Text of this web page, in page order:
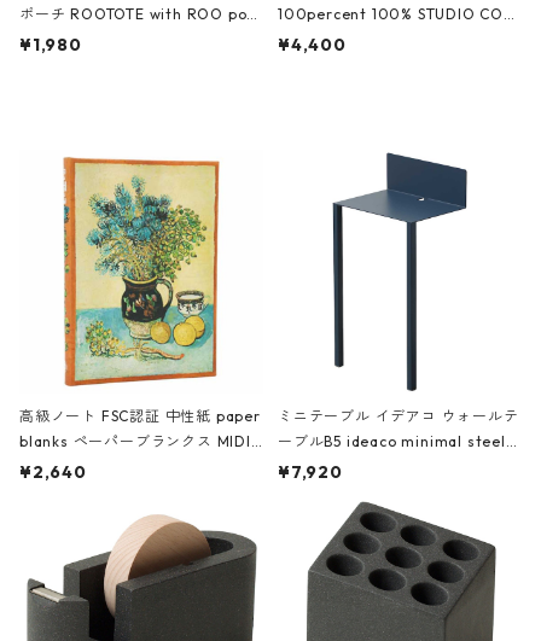
ポーチ ROOTOTE with ROO pou
ch 3532 ルートート WR.ポーチ.ラ
¥1,980
100percent 100% STUDIO COH
AKU Timeless 100パーセント ス
¥4,400
高級ノート FSC認証 中性紙 paper
blanks ペーパーブランクス MIDI
ハードカバー 罫線 ヴァン・ゴッホ
¥2,640
ミニテーブル イデアコ ウォールテ
ーブルB5 ideaco minimal steel f
urniture WALL Table B5 ネイビー
¥7,920